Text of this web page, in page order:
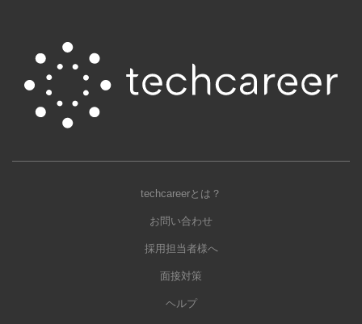
techcareerとは？
お問い合わせ
採用担当者様へ
面接対策
ヘルプ